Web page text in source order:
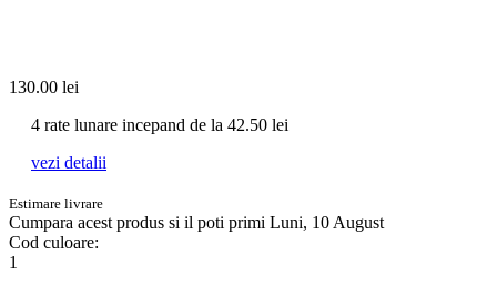
130.00 lei
4 rate lunare incepand de la 42.50 lei
vezi detalii
Estimare livrare
Cumpara acest produs si il poti primi Luni, 10 August
Cod culoare:
1